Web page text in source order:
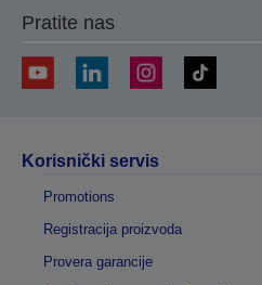
Pratite nas
Korisnički servis
Promotions
Registracija proizvoda
Provera garancije